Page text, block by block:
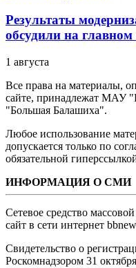
Результаты
обсудили на
1 августа
Все права на материалы,
сайте, принадлежат МАУ
"Большая Балашиха".
Любое использование
допускается только по
обязательной
ИНФОРМАЦИЯ О СМИ
Сетевое средство
сайт в сети интернет
Свидетельство о
Роскомнадзором 31